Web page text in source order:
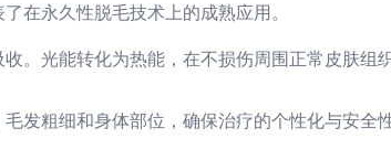
在永久性脱毛技术上的成熟应用。
。光能转化为热能，在不损伤周围正常皮肤组
发粗细和身体部位，确保治疗的个性化与安全